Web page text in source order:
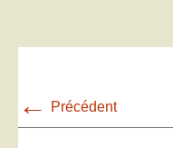
← Précédent